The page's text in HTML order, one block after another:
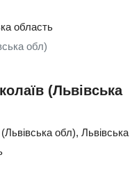
область
обл)
(Львівська
обл), Львівська